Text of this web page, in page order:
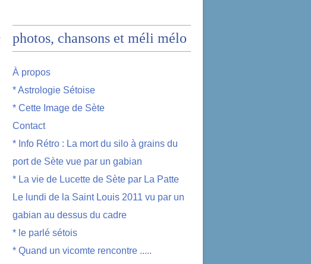
photos, chansons et méli mélo
À propos
* Astrologie Sétoise
* Cette Image de Sète
Contact
* Info Rétro : La mort du silo à grains du
port de Sète vue par un gabian
* La vie de Lucette de Sète par La Patte
Le lundi de la Saint Louis 2011 vu par un
gabian au dessus du cadre
* le parlé sétois
* Quand un vicomte rencontre .....